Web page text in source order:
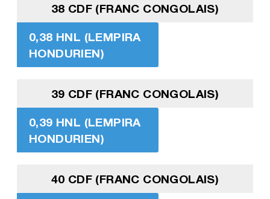
38 CDF (FRANC CONGOLAIS)
0,38 HNL (LEMPIRA
HONDURIEN)
39 CDF (FRANC CONGOLAIS)
0,39 HNL (LEMPIRA
HONDURIEN)
40 CDF (FRANC CONGOLAIS)